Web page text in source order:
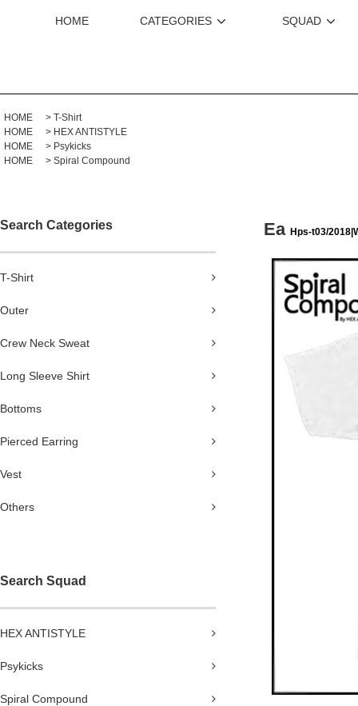
HOME CATEGORIES SQUAD
HOME > T-Shirt
HOME
> HEX ANTISTYLE
HOME
> Psykicks
HOME
> Spiral Compound
Search Categories
T-Shirt
Outer
Crew Neck Sweat
Long Sleeve Shirt
Bottoms
Pierced Earring
Vest
Others
Search Squad
HEX ANTISTYLE
Psykicks
Spiral Compound
Ea Hps-t03/